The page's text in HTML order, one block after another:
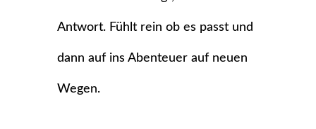
Antwort. Fühlt rein ob es passt und
dann auf ins Abenteuer auf neuen
Wegen.